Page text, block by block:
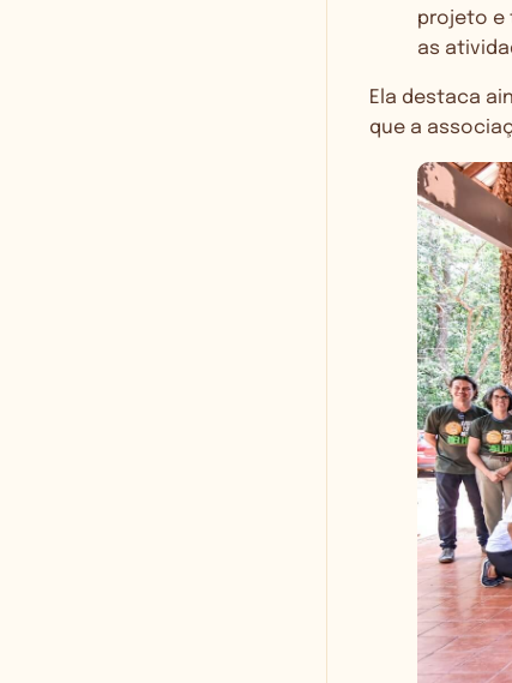
projeto e
as
Ela destaca
que a